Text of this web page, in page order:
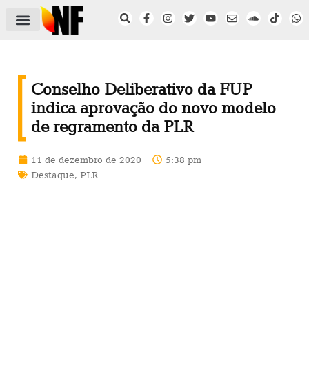
Conselho Deliberativo da FUP
indica aprovação do novo modelo
de regramento da PLR
11 de dezembro de 2020
5:38 pm
Destaque, PLR